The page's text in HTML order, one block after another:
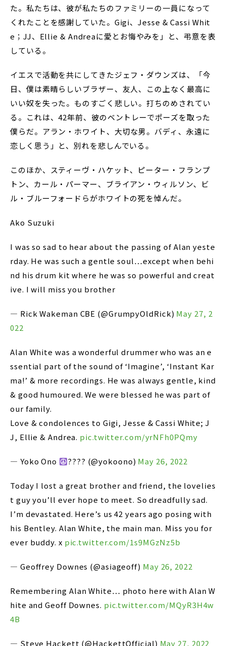
た。私たちは、彼が私たちのファミリーの一員になって
くれたことを感謝していた。Gigi、Jesse & Cassi Whit
e；JJ、Ellie & Andreaに愛とお悔やみを」と、弔意を表
している。
イエスで活動を共にしてきたジェフ・ダウンズは、「今
日、僕は素晴らしいブラザー、友人、この上なく最高に
いい奴を失った。ものすごく悲しい。打ちのめされてい
る。これは、42年前、彼のベントレーでポーズを取った
僕らだ。アラン・ホワイト、大切な男。バディ、永遠に
恋しく思う」と、別れを悲しんでいる。
このほか、スティーヴ・ハケット、ピーター・フランプ
トン、カール・パーマー、ブライアン・ウィルソン、ビ
ル・ブルーフォードらがホワイトの死を悼んだ。
Ako Suzuki
I was so sad to hear about the passing of Alan yeste
rday. He was such a gentle soul…except when behi
nd his drum kit where he was so powerful and creat
ive. I will miss you brother
— Rick Wakeman CBE (@GrumpyOldRick) May 27, 2
022
Alan White was a wonderful drummer who was an e
ssential part of the sound of ‘Imagine’, ‘Instant Kar
ma!’ & more recordings. He was always gentle, kind
& good humoured. We were blessed he was part of
our family.
Love & condolences to Gigi, Jesse & Cassi White; J
J, Ellie & Andrea. pic.twitter.com/yrNFh0PQmy
— Yoko Ono ???? (@yokoono) May 26, 2022
Today I lost a great brother and friend, the lovelies
t guy you’ll ever hope to meet. So dreadfully sad.
I’m devastated. Here’s us 42 years ago posing with
his Bentley. Alan White, the main man. Miss you for
ever buddy. x pic.twitter.com/1s9MGzNz5b
— Geoffrey Downes (@asiageoff) May 26, 2022
Remembering Alan White… photo here with Alan W
hite and Geoff Downes. pic.twitter.com/MQyR3H4w
4B
— Steve Hackett (@HackettOfficial) May 27, 2022